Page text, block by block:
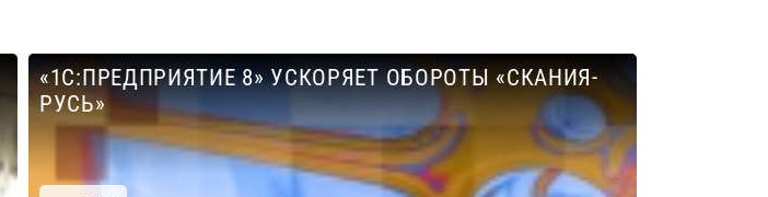
«1С:ПРЕДПРИЯТИЕ 8» УСКОРЯЕТ ОБОРОТЫ «СКАНИЯ-
РУСЬ»